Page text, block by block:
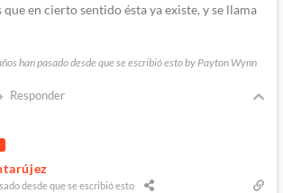
que en cierto sentido ésta ya existe, y se llama
han pasado desde que se escribió esto by Payton Wynn
Responder
desde que se escribió esto